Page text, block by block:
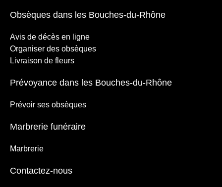
Obsèques dans les Bouches-du-Rhône
Avis de décès en ligne
Organiser des obsèques
Livraison de fleurs
Prévoyance dans les Bouches-du-Rhône
Prévoir ses obsèques
Marbrerie funéraire
Marbrerie
Contactez-nous